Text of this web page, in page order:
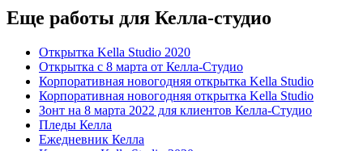
Еще работы для Келла-студио
Открытка Kella Studio 2020
Открытка с 8 марта от Келла-Студио
Корпоративная новогодняя открытка Kella Studio
Корпоративная новогодняя открытка Kella Studio
Зонт на 8 марта 2022 для клиентов Келла-Студио
Пледы Келла
Ежедневник Келла